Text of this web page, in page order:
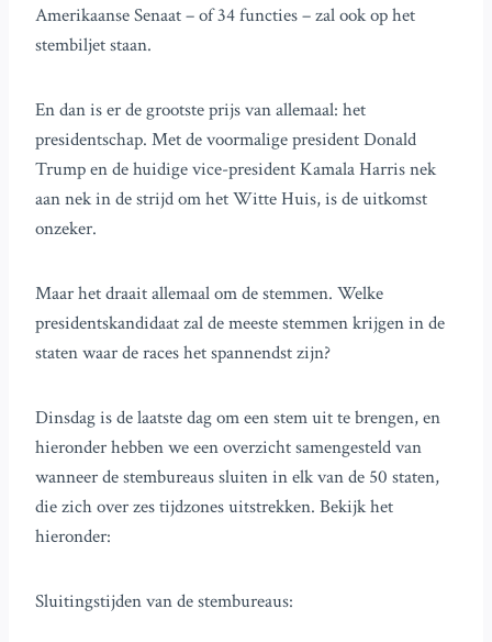
Amerikaanse Senaat – of 34 functies – zal ook op het
stembiljet staan.
En dan is er de grootste prijs van allemaal: het
presidentschap. Met de voormalige president Donald
Trump en de huidige vice-president Kamala Harris nek
aan nek in de strijd om het Witte Huis, is de uitkomst
onzeker.
Maar het draait allemaal om de stemmen. Welke
presidentskandidaat zal de meeste stemmen krijgen in de
staten waar de races het spannendst zijn?
Dinsdag is de laatste dag om een stem uit te brengen, en
hieronder hebben we een overzicht samengesteld van
wanneer de stembureaus sluiten in elk van de 50 staten,
die zich over zes tijdzones uitstrekken. Bekijk het
hieronder:
Sluitingstijden van de stembureaus: